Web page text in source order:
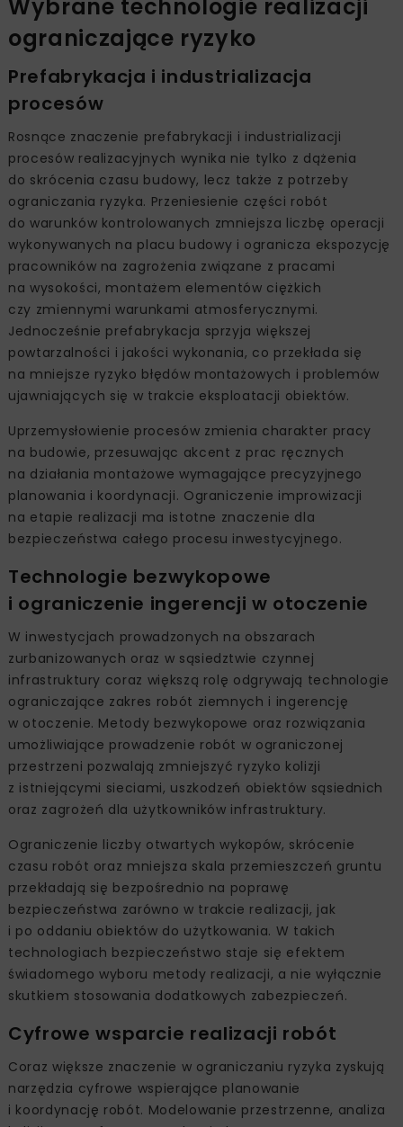
Wybrane technologie realizacji
ograniczające ryzyko
Prefabrykacja i industrializacja
procesów
Rosnące znaczenie prefabrykacji i industrializacji
procesów realizacyjnych wynika nie tylko z dążenia
do skrócenia czasu budowy, lecz także z potrzeby
ograniczania ryzyka. Przeniesienie części robót
do warunków kontrolowanych zmniejsza liczbę operacji
wykonywanych na placu budowy i ogranicza ekspozycję
pracowników na zagrożenia związane z pracami
na wysokości, montażem elementów ciężkich
czy zmiennymi warunkami atmosferycznymi.
Jednocześnie prefabrykacja sprzyja większej
powtarzalności i jakości wykonania, co przekłada się
na mniejsze ryzyko błędów montażowych i problemów
ujawniających się w trakcie eksploatacji obiektów.
Uprzemysłowienie procesów zmienia charakter pracy
na budowie, przesuwając akcent z prac ręcznych
na działania montażowe wymagające precyzyjnego
planowania i koordynacji. Ograniczenie improwizacji
na etapie realizacji ma istotne znaczenie dla
bezpieczeństwa całego procesu inwestycyjnego.
Technologie bezwykopowe
i ograniczenie ingerencji w otoczenie
W inwestycjach prowadzonych na obszarach
zurbanizowanych oraz w sąsiedztwie czynnej
infrastruktury coraz większą rolę odgrywają technologie
ograniczające zakres robót ziemnych i ingerencję
w otoczenie. Metody bezwykopowe oraz rozwiązania
umożliwiające prowadzenie robót w ograniczonej
przestrzeni pozwalają zmniejszyć ryzyko kolizji
z istniejącymi sieciami, uszkodzeń obiektów sąsiednich
oraz zagrożeń dla użytkowników infrastruktury.
Ograniczenie liczby otwartych wykopów, skrócenie
czasu robót oraz mniejsza skala przemieszczeń gruntu
przekładają się bezpośrednio na poprawę
bezpieczeństwa zarówno w trakcie realizacji, jak
i po oddaniu obiektów do użytkowania. W takich
technologiach bezpieczeństwo staje się efektem
świadomego wyboru metody realizacji, a nie wyłącznie
skutkiem stosowania dodatkowych zabezpieczeń.
Cyfrowe wsparcie realizacji robót
Coraz większe znaczenie w ograniczaniu ryzyka zyskują
narzędzia cyfrowe wspierające planowanie
i koordynację robót. Modelowanie przestrzenne, analiza